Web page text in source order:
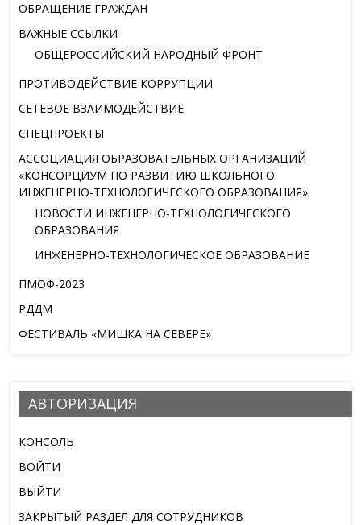
ОБРАЩЕНИЕ ГРАЖДАН
ВАЖНЫЕ ССЫЛКИ
ОБЩЕРОССИЙСКИЙ НАРОДНЫЙ ФРОНТ
ПРОТИВОДЕЙСТВИЕ КОРРУПЦИИ
СЕТЕВОЕ ВЗАИМОДЕЙСТВИЕ
СПЕЦПРОЕКТЫ
АССОЦИАЦИЯ ОБРАЗОВАТЕЛЬНЫХ ОРГАНИЗАЦИЙ
«КОНСОРЦИУМ ПО РАЗВИТИЮ ШКОЛЬНОГО
ИНЖЕНЕРНО-ТЕХНОЛОГИЧЕСКОГО ОБРАЗОВАНИЯ»
НОВОСТИ ИНЖЕНЕРНО-ТЕХНОЛОГИЧЕСКОГО
ОБРАЗОВАНИЯ
ИНЖЕНЕРНО-ТЕХНОЛОГИЧЕСКОЕ ОБРАЗОВАНИЕ
ПМОФ-2023
РДДМ
ФЕСТИВАЛЬ «МИШКА НА СЕВЕРЕ»
АВТОРИЗАЦИЯ
КОНСОЛЬ
ВОЙТИ
ВЫЙТИ
ЗАКРЫТЫЙ РАЗДЕЛ ДЛЯ СОТРУДНИКОВ